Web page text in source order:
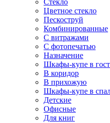
Стекло
Цветное стекло
Пескоструй
Комбинированные
С витражами
С фотопечатью
Назначение
Шкафы-купе в
В коридор
В прихожую
Шкафы-купе в
Детские
Офисные
Для книг